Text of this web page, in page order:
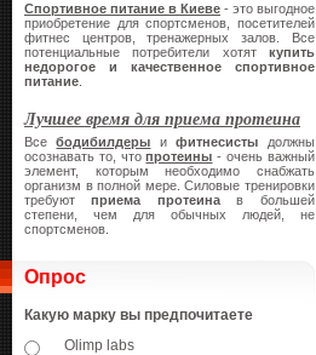
Спортивное питание в Киеве - это выгодное
приобретение для спортсменов, посетителей
фитнес центров, тренажерных залов. Все
потенциальные потребители хотят купить
недорогое и качественное спортивное
питание
Лучшее время для приема протеина
Всебодибилдеры ифитнесисты должны
осознавать то, чтопротеины - очень важный
элемент, которым необходимо снабжать
организм в полной мере. Силовые тренировки
требуютприема протеина в большей
степени, чем для обычных людей, не
спортсменов.
Опрос
Какую марку вы предпочитаете
Olimp labs